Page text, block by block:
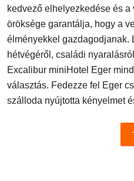
kedvező elhelyezkedése és
öröksége garantálja, hogy a
élményekkel gazdagodjanak.
hétvégéről, családi
Excalibur miniHotel Eger
választás. Fedezze fel Eger
szálloda nyújtotta kényelmet